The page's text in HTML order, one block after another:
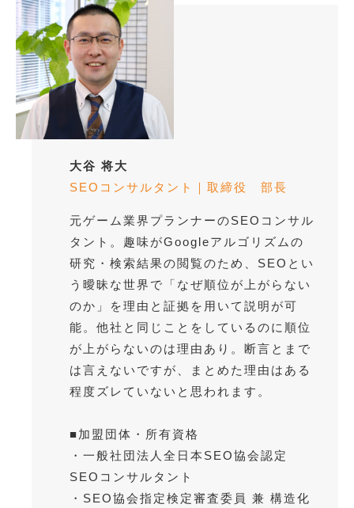
大谷 将大
SEOコンサルタント｜取締役 部長
元ゲーム業界プランナーのSEOコンサル
タント。趣味がGoogleアルゴリズムの
研究・検索結果の閲覧のため、SEOとい
う曖昧な世界で「なぜ順位が上がらない
のか」を理由と証拠を用いて説明が可
能。他社と同じことをしているのに順位
が上がらないのは理由あり。断言とまで
は言えないですが、まとめた理由はある
程度ズレていないと思われます。
■加盟団体・所有資格
・一般社団法人全日本SEO協会認定
SEOコンサルタント
・SEO協会指定検定審査委員 兼 構造化